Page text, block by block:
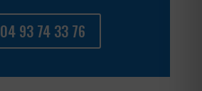
04 93 74 33 76